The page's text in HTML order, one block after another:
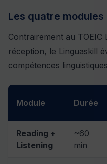
Les quatre
Contrairement au TOEIC
réception, le Linguaskill
compétences
Module Durée
Reading +
Listening
~60
min